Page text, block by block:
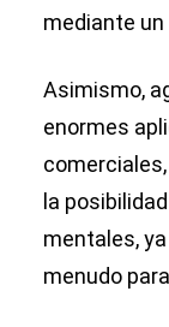
mediante un
Asimismo,
enormes
la
mentales,
menudo